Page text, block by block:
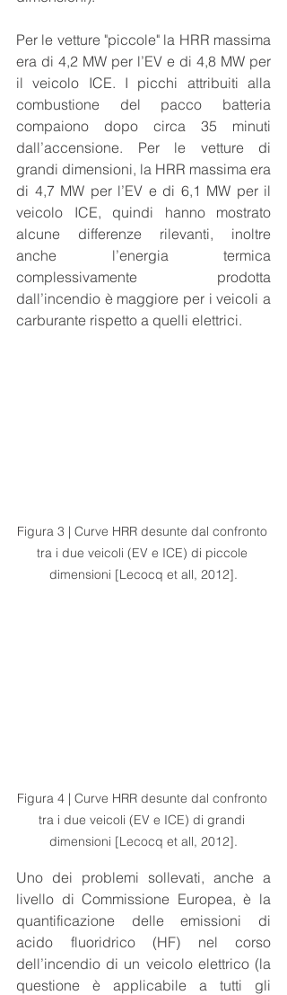
Per le vetture "piccole" la HRR massima
era di 4,2 MW per l’EV e di 4,8 MW per
il veicolo ICE. I picchi attribuiti alla
combustione del pacco batteria
compaiono dopo circa 35 minuti
dall’accensione. Per le vetture di
grandi dimensioni, la HRR massima era
di 4,7 MW per l’EV e di 6,1 MW per il
veicolo ICE, quindi hanno mostrato
alcune differenze rilevanti, inoltre
anche l’energia termica
complessivamente prodotta
dall’incendio è maggiore per i veicoli a
carburante rispetto a quelli elettrici.
Figura 3 | Curve HRR desunte dal confronto
tra i due veicoli (EV e ICE) di piccole
dimensioni [Lecocq et all, 2012].
Figura 4 | Curve HRR desunte dal confronto
tra i due veicoli (EV e ICE) di grandi
dimensioni [Lecocq et all, 2012].
Uno dei problemi sollevati, anche a
livello di Commissione Europea, è la
quantificazione delle emissioni di
acido fluoridrico (HF) nel corso
dell’incendio di un veicolo elettrico (la
questione è applicabile a tutti gli